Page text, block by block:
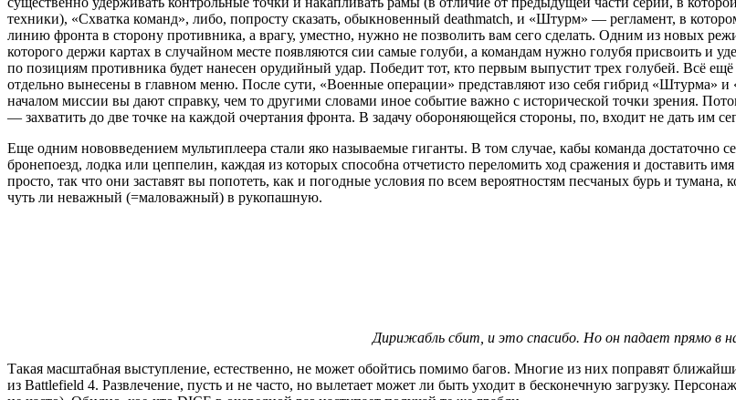
техники), «Схватка команд», либо, попросту сказать, обыкновенный deathmatch, и «Штурм» — регламент, в
линию фронта в сторону противника, а врагу, уместно, нужно не позволить вам сего сделать. Одним из новых
которого держи картах в случайном месте появляются сии самые голуби, а командам нужно голубя присвоить и
по позициям противника будет нанесен орудийный удар. Победит тот, кто первым выпустит трех голубей.
отдельно вынесены в главном меню. После сути, «Военные операции» представляют изо себя гибрид «Штурма» и
началом миссии вы дают справку, чем то другими словами иное событие важно с исторической точки зрения.
— захватить до две точке на каждой очертания фронта. В задачу обороняющейся стороны, по, входит не дать им
Еще одним нововведением мультиплеера стали яко называемые гиганты. В том случае, кабы команда достаточно
бронепоезд, лодка или цеппелин, каждая из которых способна отчетисто переломить ход сражения и доставить
просто, так что они заставят вы попотеть, как и погодные условия по всем вероятностям песчаных бурь и
чуть ли неважный (=маловажный) в рукопашную.
Дирижабль сбит, и это спасибо. Но он падает прямо в
Такая масштабная выступление, естественно, не может обойтись помимо багов. Многие из них поправят
из Battlefield 4. Развлечение, пусть и не часто, но вылетает может ли быть уходит в бесконечную загрузку.